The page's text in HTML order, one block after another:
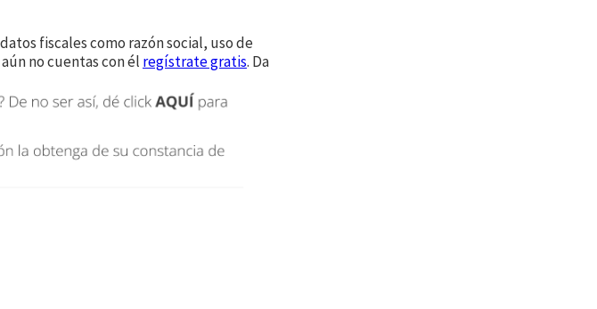
fiscales como razón social, uso de
aún no cuentas con él regístrate gratis. Da